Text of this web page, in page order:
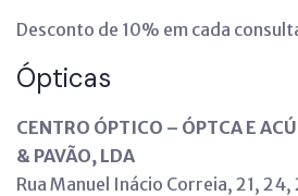
Desconto de 10% em cada
Ópticas
CENTRO ÓPTICO – ÓPTCA E
& PAVÃO, LDA
Rua Manuel Inácio Correia, 21, 24,